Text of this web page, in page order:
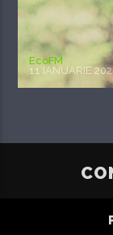
EcoFM
11 IANUARIE